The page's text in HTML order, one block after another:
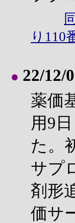
り110
● 22/12/
薬価
用9
た。
サプ
剤形
価サ